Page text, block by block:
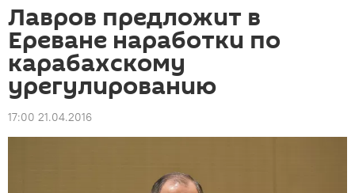
Лавров предложит в
Ереване наработки по
карабахскому
урегулированию
17:00 21.04.2016